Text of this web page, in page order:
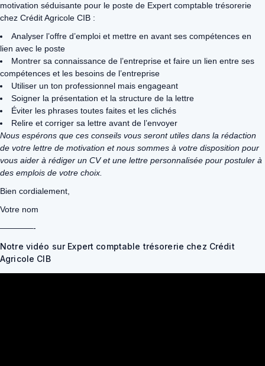
motivation séduisante pour le poste de Expert comptable trésorerie
chez Crédit Agricole CIB :
Analyser l’offre d’emploi et mettre en avant ses compétences en
lien avec le poste
Montrer sa connaissance de l’entreprise et faire un lien entre ses
compétences et les besoins de l’entreprise
Utiliser un ton professionnel mais engageant
Soigner la présentation et la structure de la lettre
Éviter les phrases toutes faites et les clichés
Relire et corriger sa lettre avant de l’envoyer
Nous espérons que ces conseils vous seront utiles dans la rédaction
de votre lettre de motivation et nous sommes à votre disposition pour
vous aider à rédiger un CV et une lettre personnalisée pour postuler à
des emplois de votre choix.
Bien cordialement,
Votre nom
————-
Notre vidéo sur Expert comptable trésorerie chez Crédit
Agricole CIB